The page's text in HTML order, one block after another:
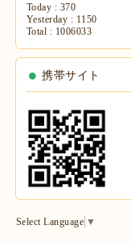
Today : 370
Yesterday : 1150
Total : 1006033
携帯サイト
Select Language ▼